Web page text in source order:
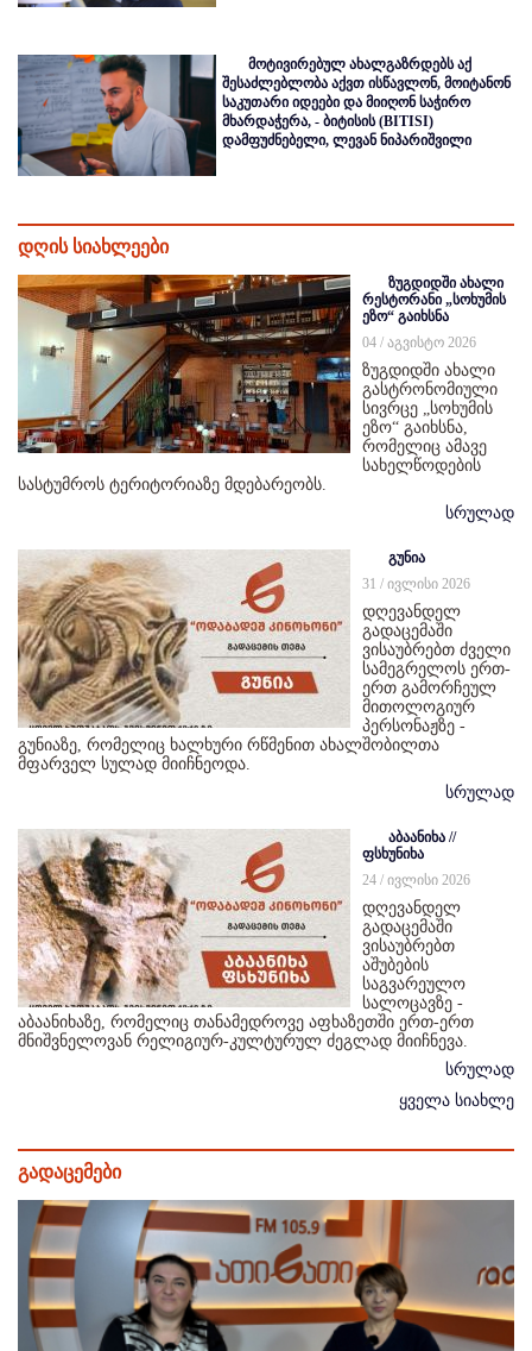
მოტივირებულ ახალგაზრდებს აქ
შესაძლებლობა აქვთ ისწავლონ, მოიტანონ
საკუთარი იდეები და მიიღონ საჭირო
მხარდაჭერა, - ბიტისის (BITISI)
დამფუძნებელი, ლევან ნიპარიშვილი
დღის სიახლეები
ზუგდიდში ახალი
რესტორანი „სოხუმის
ეზო“ გაიხსნა
04 / აგვისტო 2026
ზუგდიდში ახალი
გასტრონომიული
სივრცე „სოხუმის
ეზო“ გაიხსნა,
რომელიც ამავე
სახელწოდების
სასტუმროს ტერიტორიაზე მდებარეობს.
სრულად
გუნია
31 / ივლისი 2026
დღევანდელ
გადაცემაში
ვისაუბრებთ ძველი
სამეგრელოს ერთ-
ერთ გამორჩეულ
მითოლოგიურ
პერსონაჟზე -
გუნიაზე, რომელიც ხალხური რწმენით ახალშობილთა
მფარველ სულად მიიჩნეოდა.
სრულად
აბაანიხა //
ფსხუნიხა
24 / ივლისი 2026
დღევანდელ
გადაცემაში
ვისაუბრებთ
აშუბების
საგვარეულო
სალოცავზე -
აბაანიხაზე, რომელიც თანამედროვე აფხაზეთში ერთ-ერთ
მნიშვნელოვან რელიგიურ-კულტურულ ძეგლად მიიჩნევა.
სრულად
ყველა სიახლე
გადაცემები